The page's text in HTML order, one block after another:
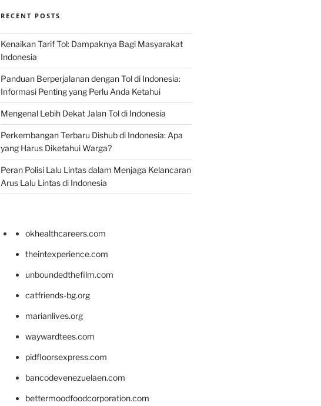
RECENT POSTS
Kenaikan Tarif Tol: Dampaknya Bagi Masyarakat
Indonesia
Panduan Berperjalanan dengan Tol di Indonesia:
Informasi Penting yang Perlu Anda Ketahui
Mengenal Lebih Dekat Jalan Tol di Indonesia
Perkembangan Terbaru Dishub di Indonesia: Apa
yang Harus Diketahui Warga?
Peran Polisi Lalu Lintas dalam Menjaga Kelancaran
Arus Lalu Lintas di Indonesia
okhealthcareers.com
theintexperience.com
unboundedthefilm.com
catfriends-bg.org
marianlives.org
waywardtees.com
pidfloorsexpress.com
bancodevenezuelaen.com
bettermoodfoodcorporation.com